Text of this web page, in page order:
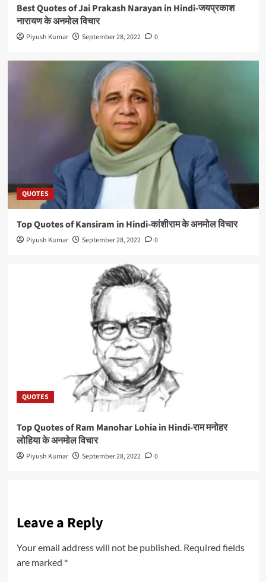
Best Quotes of Jai Prakash Narayan in Hindi-जयप्रकाश
नारायण के अनमोल विचार
Piyush Kumar September 28, 2022 0
QUOTES
Top Quotes of Kansiram in Hindi-कांशीराम के अनमोल विचार
Piyush Kumar September 28, 2022 0
QUOTES
Top Quotes of Ram Manohar Lohia in Hindi-राम मनोहर
लोहिया के अनमोल विचार
Piyush Kumar September 28, 2022 0
Leave a Reply
Your email address will not be published. Required fields
are marked *